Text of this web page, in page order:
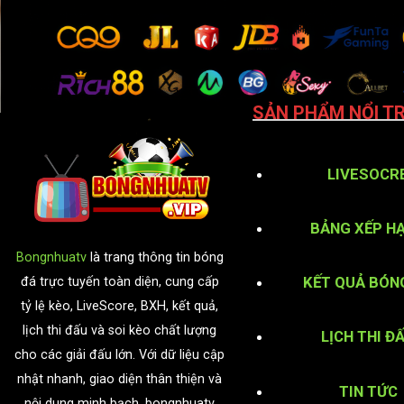
Bongnhuatvlà trang thông tin bóng
đá trực tuyến toàn diện, cung cấp
tỷ lệ kèo, LiveScore, BXH, kết quả,
lịch thi đấu và soi kèo chất lượng
cho các giải đấu lớn. Với dữ liệu cập
nhật nhanh, giao diện thân thiện và
SẢN PHẨM NỔI
BẢNG XẾP
KẾT QUẢ
LỊCH THI
TIN TỨC